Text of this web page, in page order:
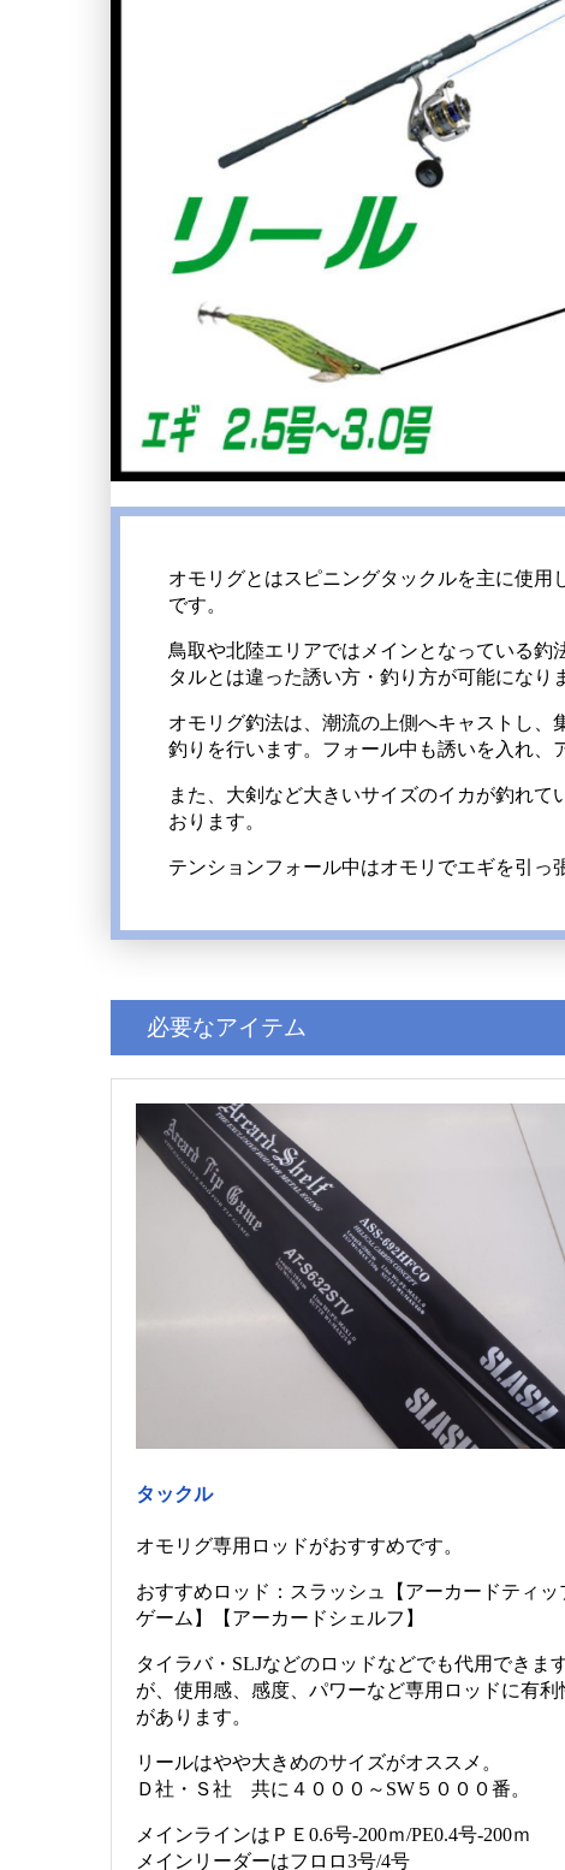
オモリグとはスピニングタックルを主に使
です。
鳥取や北陸エリアではメインとなっている釣
タルとは違った誘い方・釣り方が可能になり
オモリグ釣法は、潮流の上側へキャストし
釣りを行います。フォール中も誘いを入れ、
また、大剣など大きいサイズのイカが釣れ
おります。
テンションフォール中はオモリでエギを引っ
必要なアイテム
タックル
オモリグ専用ロッドがおすすめです。
おすすめロッド：スラッシュ【アーカードティッ
ゲーム】【アーカードシェルフ】
タイラバ・SLJなどのロッドなどでも代用できま
が、使用感、感度、パワーなど専用ロッドに有利
があります。
リールはやや大きめのサイズがオススメ。
Ｄ社・Ｓ社 共に４０００～SW５０００番。
メインラインはＰＥ0.6号-200ｍ/PE0.4号-200ｍ
メインリーダーはフロロ3号/4号